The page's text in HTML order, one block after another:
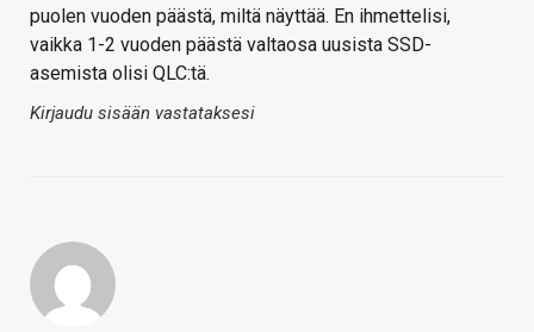
puolen vuoden päästä, miltä näyttää. En ihmettelisi,
vaikka 1-2 vuoden päästä valtaosa uusista SSD-
asemista olisi QLC:tä.
Kirjaudu sisään vastataksesi